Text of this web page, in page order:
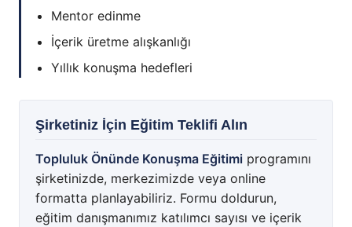
Mentor edinme
İçerik üretme alışkanlığı
Yıllık konuşma hedefleri
Şirketiniz İçin Eğitim Teklifi Alın
Topluluk Önünde Konuşma Eğitimi programını
şirketinizde, merkezimizde veya online
formatta planlayabiliriz. Formu doldurun,
eğitim danışmanımız katılımcı sayısı ve içerik